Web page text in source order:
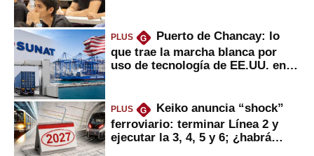
PLUS G
Puerto de Chancay: lo
que trae la marcha blanca por
uso de tecnología de EE.UU. en
PLUS G
Keiko anuncia “shock”
ferroviario: terminar Línea 2 y
ejecutar la 3, 4, 5 y 6; ¿habrá